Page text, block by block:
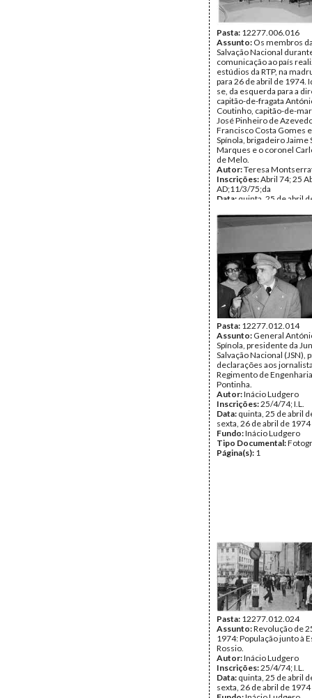
Pasta: 12277.006.016
Assunto: Os membros
Salvação Nacional
comunicação ao país
estúdios da RTP, na
para 26 de abril de 1974.
se, da esquerda para a
capitão-de-fragata
Coutinho, capitão-de-
José Pinheiro de
Francisco Costa Gomes
Spínola, brigadeiro Jaime
Marques e o coronel
de Melo.
Autor:Teresa
Inscrições:Abril 74; 25
AD;11/3/75;da
Data: quinta, 25 de abril
Fundo:Inácio Ludgero
Tipo Documental:
Pasta: 12277.012.014
Assunto: General
Spínola, presidente da
Salvação Nacional (JSN),
declarações aos
Regimento de Engenharia
Pontinha.
Autor:Inácio Ludgero
Inscrições:25/4/74; I.L.
Data: quinta, 25 de abril
sexta, 26 de abril de 1974
Fundo:Inácio Ludgero
Tipo Documental:
Página(s): 1
Pasta: 12277.012.024
Assunto:Revolução de
1974: População junto à
Rossio.
Autor:Inácio Ludgero
Inscrições:25/4/74; I.L.
Data: quinta, 25 de abril
sexta, 26 de abril de 1974